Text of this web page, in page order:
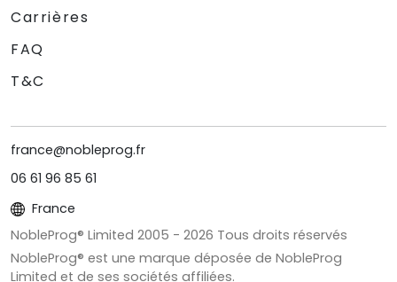
Carrières
FAQ
T&C
france@nobleprog.fr
06 61 96 85 61
France
NobleProg® Limited 2005 - 2026 Tous droits réservés
NobleProg® est une marque déposée de NobleProg
Limited et de ses sociétés affiliées.